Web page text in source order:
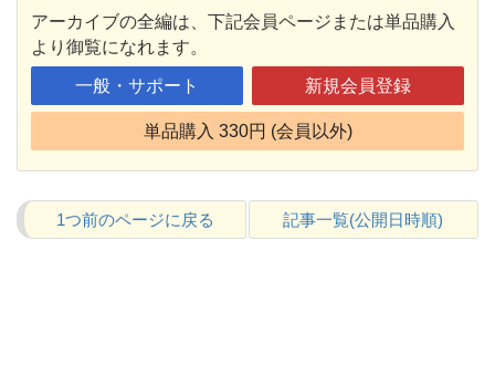
アーカイブの全編は、下記会員ページまたは単品購入
より御覧になれます。
一般・サポート 新規会員登録
単品購入 330円 (会員以外)
1つ前のページに戻る 記事一覧(公開日時順)